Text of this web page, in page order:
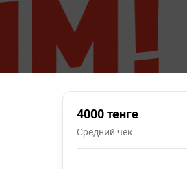
4000 тенге
Средний чек